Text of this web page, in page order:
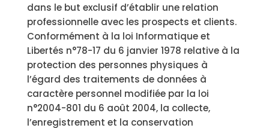
dans le but exclusif d’établir une relation
professionnelle avec les prospects et clients.
Conformément à la loi Informatique et
Libertés n°78-17 du 6 janvier 1978 relative à la
protection des personnes physiques à
l’égard des traitements de données à
caractère personnel modifiée par la loi
n°2004-801 du 6 août 2004, la collecte,
l’enregistrement et la conservation